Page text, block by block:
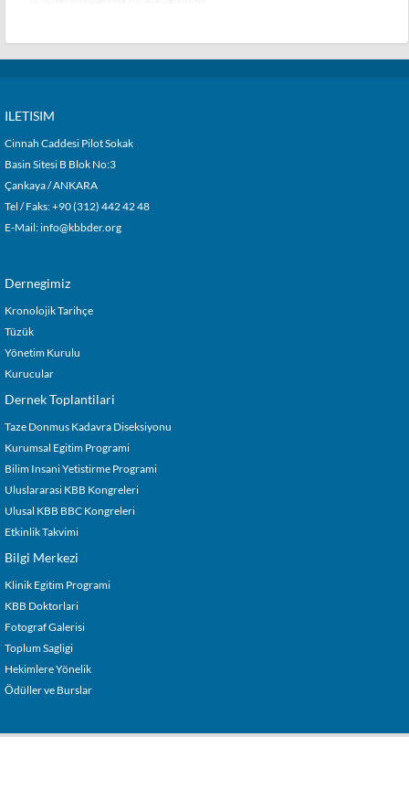
ILETISIM
Cinnah Caddesi Pilot Sokak
Basin Sitesi B Blok No:3
Çankaya / ANKARA
Tel / Faks: +90 (312) 442 42 48
E-Mail:info@kbbder.org
Dernegimiz
Kronolojik Tarihçe
Tüzük
Yönetim Kurulu
Kurucular
Dernek Toplantilari
Taze Donmus Kadavra Diseksiyonu
Kurumsal Egitim Programi
Bilim Insani Yetistirme Programi
Uluslararasi KBB Kongreleri
Ulusal KBB BBC Kongreleri
Etkinlik Takvimi
Bilgi Merkezi
Klinik Egitim Programi
KBB Doktorlari
Fotograf Galerisi
Toplum Sagligi
Hekimlere Yönelik
Ödüller ve Burslar